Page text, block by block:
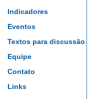
Indicadores
Eventos
Textos para discussão
Equipe
Contato
Links